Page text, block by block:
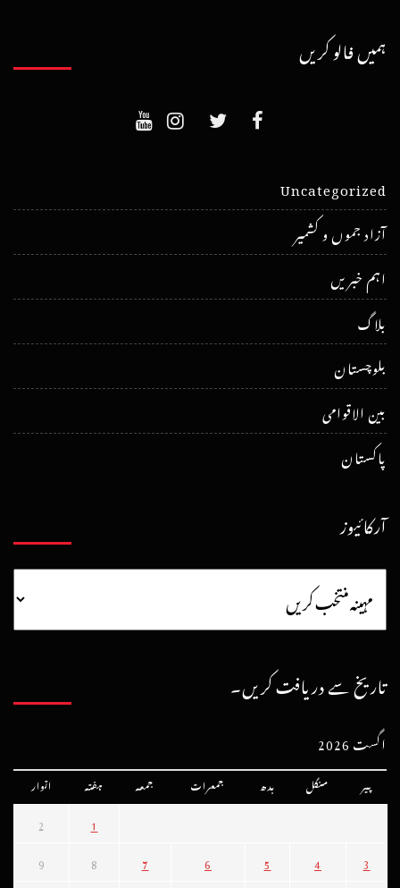
ہمیں فالو کریں
Uncategorized
آزاد جموں و کشمیر
اہم خبریں
بلاگ
بلوچستان
بین الاقوامی
پاکستان
آرکائیوز
تاریخ سے دریافت کریں۔
اگست 2026
پیر منگل بدھ جمعرات جمعہ ہفتہ اتوار
1
2
3
4
5
6
7
8
9